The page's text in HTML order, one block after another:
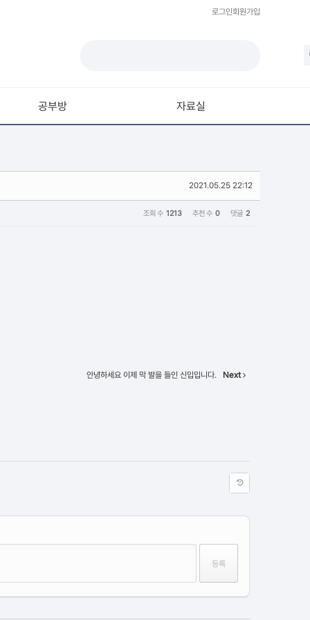
로그인회원가입
공부방 자료실
모션 / 모그라프
라이팅 / 렌더링
2021.05.25 22:12
조회 수 1213 추천 수 0 댓글 2
안녕하세요 이제 막 발을 들인 신입입니다. Next